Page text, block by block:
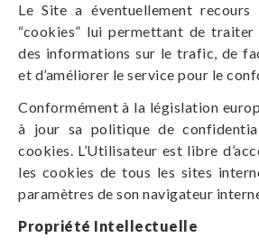
Le Site a éventuellement recours
“cookies” lui permettant de
des informations sur le trafic, de
et d’améliorer le service pour le
Conformément à la législation
à jour sa politique de
cookies. L’Utilisateur est libre
les cookies de tous les sites
paramètres de son navigateur
Propriété Intellectuelle